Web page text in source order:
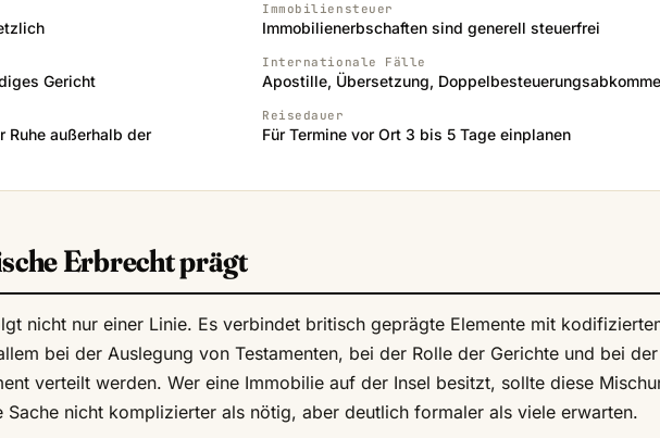
Immobiliensteuer
Immobilienerbschaften sind generell steuerfrei
Gericht
Internationale Fälle
Apostille, Übersetzung,
Ruhe außerhalb der
Reisedauer
Für Termine vor Ort 3 bis 5 Tage einplanen
Erbrecht prägt
nicht nur einer Linie. Es verbindet britisch geprägte Elemente mit
bei der Auslegung von Testamenten, bei der Rolle der Gerichte und bei
verteilt werden. Wer eine Immobilie auf der Insel besitzt, sollte diese
Sache nicht komplizierter als nötig, aber deutlich formaler als viele erwarten.